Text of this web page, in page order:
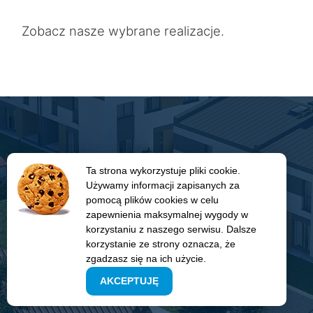
Zobacz nasze wybrane realizacje.
Zadzwoń i zarezerwuj!
604 531 231
Ta strona wykorzystuje pliki cookie.
Używamy informacji zapisanych za
pomocą plików cookies w celu
zapewnienia maksymalnej wygody w
korzystaniu z naszego serwisu. Dalsze
korzystanie ze strony oznacza, że
zgadzasz się na ich użycie.
AKCEPTUJĘ